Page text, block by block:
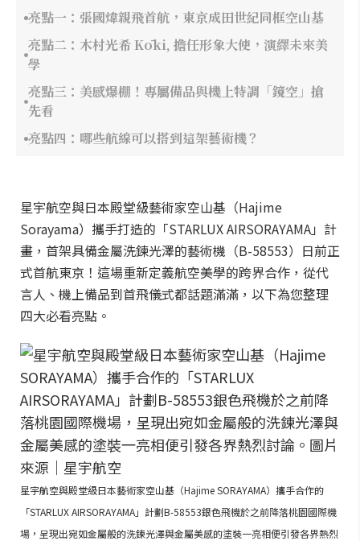
亮點一：張國煒親飛首航，東京成田世紀同框空山基
亮點二：木村光希 Kōki, 擔任形象大使，演繹未來美
學
亮點三：美感爆棚！專屬備品與機上特調「鏡空」搶
先看
亮點四：哪些航線可以搭到這架藝術機？
星宇航空與日本殿堂級藝術家空山基（Hajime
Sorayama）攜手打造的「STARLUX AIRSORAYAMA」計
畫，首架具備金屬洗鍊光澤的藝術機（B-58553）日前正
式首航東京！這場重新定義航空美學的跨界合作，從代
言人、機上備品到首飛儀式都話題滿滿，以下為您整理
四大必看亮點。
星宇航空與殿堂級日本藝術家空山基（Hajime SORAYAMA）攜手合作的
「STARLUX AIRSORAYAMA」計劃B-58553銀色飛機於之前降落桃園國際機
場，呈現出宛如金屬般的洗鍊光澤與金屬美感的塗裝一亮相便引發各界熱烈